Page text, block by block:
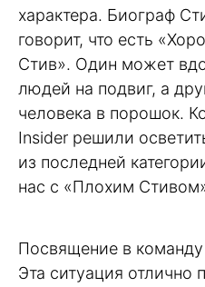
характера. Биограф
говорит, что есть
Стив». Один может
людей на подвиг, а
человека в порошок.
Insider решили
из последней
нас с «Плохим
Посвящение в
Эта ситуация отлично